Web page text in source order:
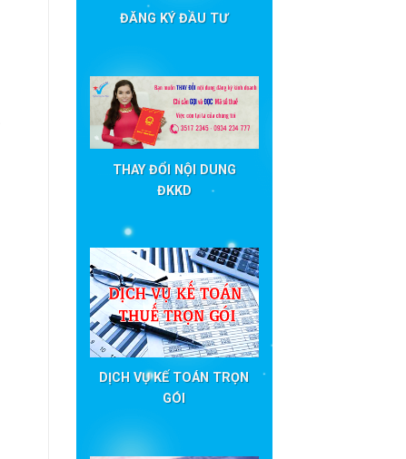
ĐĂNG KÝ ĐẦU TƯ
THAY ĐỔI NỘI DUNG
ĐKKD
DỊCH VỤ KẾ TOÁN TRỌN
GÓI